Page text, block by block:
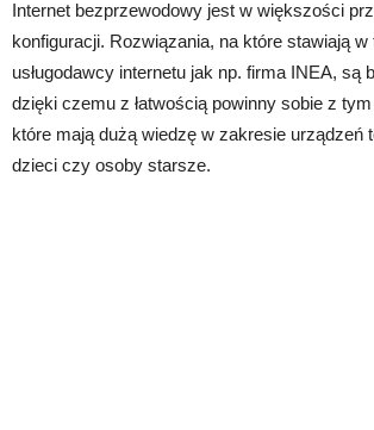
Internet bezprzewodowy jest w większości
konfiguracji. Rozwiązania, na które stawiają
usługodawcy internetu jak np. firma INEA, są
dzięki czemu z łatwością powinny sobie z
które mają dużą wiedzę w zakresie urządzeń
dzieci czy osoby starsze.